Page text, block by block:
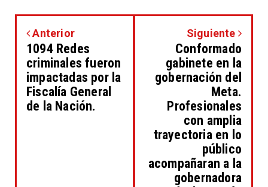
Anterior
1094 Redes
criminales fueron
impactadas por la
Fiscalía General
de la Nación.
Siguiente
Conformado
gabinete en la
gobernación del
Meta.
Profesionales
con amplia
trayectoria en lo
público
acompañaran a la
gobernadora